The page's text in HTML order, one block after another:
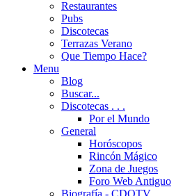
Restaurantes
Pubs
Discotecas
Terrazas Verano
Que Tiempo Hace?
Menu
Blog
Buscar...
Discotecas . . .
Por el Mundo
General
Horóscopos
Rincón Mágico
Zona de Juegos
Foro Web Antiguo
Biografía - CDOTV